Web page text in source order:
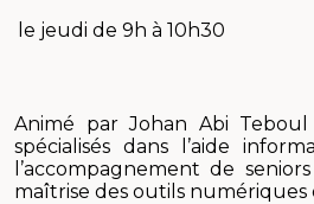
le jeudi de 9h à 10h30
Animé par Johan Abi Teboul
spécialisés dans l’aide
l’accompagnement de
maîtrise des outils